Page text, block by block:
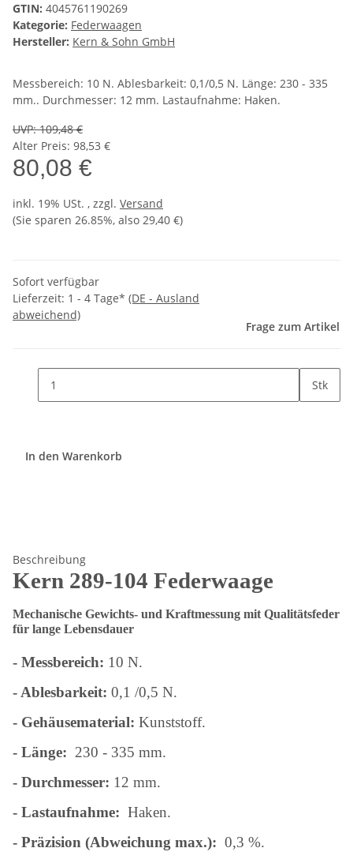
GTIN: 4045761190269
Kategorie: Federwaagen
Hersteller: Kern & Sohn GmbH
Messbereich: 10 N. Ablesbarkeit: 0,1/0,5 N. Länge: 230 - 335
mm.. Durchmesser: 12 mm. Lastaufnahme: Haken.
UVP:109,48 €
Alter Preis: 98,53 €
80,08 €
inkl. 19% USt. , zzgl. Versand
(Sie sparen 26.85%, also 29,40 €)
Sofort verfügbar
Lieferzeit: 1 - 4 Tage* (DE - Ausland
abweichend)
Frage zum Artikel
Stk
In den Warenkorb
Beschreibung
Kern 289-104 Federwaage
Mechanische Gewichts- und Kraftmessung mit Qualitätsfeder
für lange Lebensdauer
- Messbereich: 10 N.
- Ablesbarkeit: 0,1 /0,5 N.
- Gehäusematerial: Kunststoff.
- Länge: 230 - 335 mm.
- Durchmesser: 12 mm.
- Lastaufnahme: Haken.
- Präzision (Abweichung max.): 0,3 %.